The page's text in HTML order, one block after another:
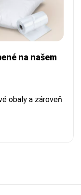
na našem
obaly a zároveň